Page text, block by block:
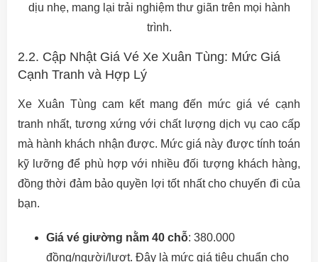
dịu nhẹ, mang lại trải nghiệm thư giãn trên mọi hành
trình.
2.2. Cập Nhật Giá Vé Xe Xuân Tùng: Mức Giá
Cạnh Tranh và Hợp Lý
Xe Xuân Tùng cam kết mang đến mức giá vé cạnh
tranh nhất, tương xứng với chất lượng dịch vụ cao cấp
mà hành khách nhận được. Mức giá này được tính toán
kỹ lưỡng để phù hợp với nhiều đối tượng khách hàng,
đồng thời đảm bảo quyền lợi tốt nhất cho chuyến đi của
bạn.
Giá vé giường nằm 40 chỗ: 380.000
đồng/người/lượt. Đây là mức giá tiêu chuẩn cho